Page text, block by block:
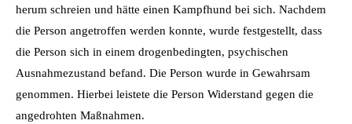
herum schreien und hätte einen Kampfhund bei sich. Nachdem
die Person angetroffen werden konnte, wurde festgestellt, dass
die Person sich in einem drogenbedingten, psychischen
Ausnahmezustand befand. Die Person wurde in Gewahrsam
genommen. Hierbei leistete die Person Widerstand gegen die
angedrohten Maßnahmen.